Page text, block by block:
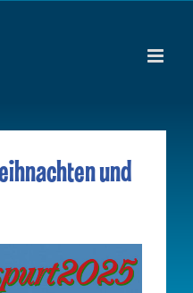
und